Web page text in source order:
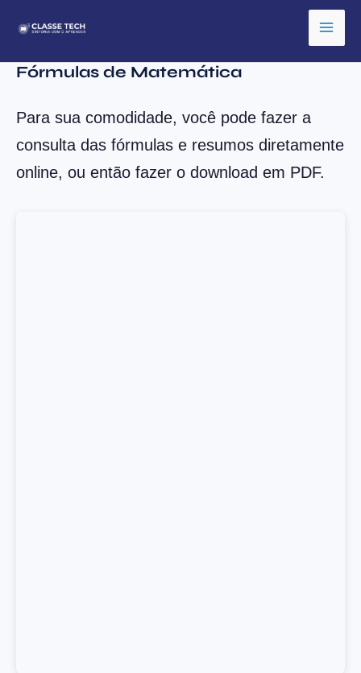
para
conteúdo
Fórmulas de Matemática
Para sua comodidade, você pode fazer a
consulta das fórmulas e resumos diretamente
online, ou então fazer o download em PDF.